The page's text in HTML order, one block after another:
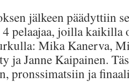
jälkeen päädyttiin
pelaajaa, joilla
Mika Kanerva,
ja Janne Kaipainen.
pronssimatsiin ja